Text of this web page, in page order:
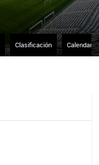
Clasificación Calendario